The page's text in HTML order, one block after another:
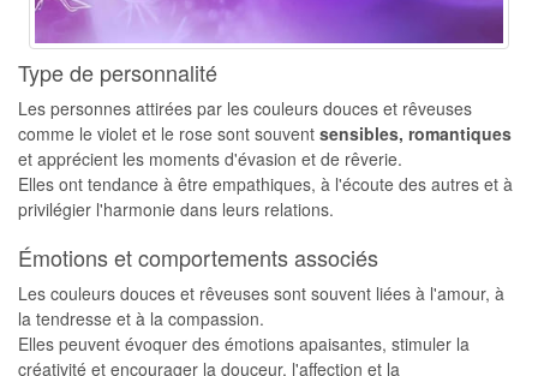
Type de personnalité
Les personnes attirées par les couleurs douces et rêveuses
comme le violet et le rose sont souvent sensibles, romantiques
et apprécient les moments d'évasion et de rêverie.
Elles ont tendance à être empathiques, à l'écoute des autres et à
privilégier l'harmonie dans leurs relations.
Émotions et comportements associés
Les couleurs douces et rêveuses sont souvent liées à l'amour, à
la tendresse et à la compassion.
Elles peuvent évoquer des émotions apaisantes, stimuler la
créativité et encourager la douceur, l'affection et la